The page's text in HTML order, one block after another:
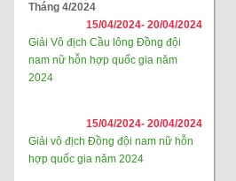
Tháng 4/2024
15/04/2024- 20/04/2024
Giải Vô địch Cầu lông Đồng đội
nam nữ hỗn hợp quốc gia năm
2024
15/04/2024- 20/04/2024
Giải vô địch Đồng đội nam nữ hỗn
hợp quốc gia năm 2024